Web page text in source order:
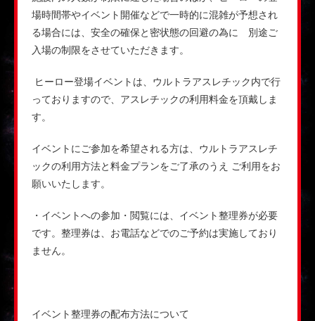
場時間帯やイベント開催などで一時的に混雑が予想され
る場合には、安全の確保と密状態の回避の為に 別途ご
入場の制限をさせていただきます。
ヒーロー登場イベントは、ウルトラアスレチック内で行
っておりますので、アスレチックの利用料金を頂戴しま
す。
イベントにご参加を希望される方は、ウルトラアスレチ
ックの利用方法と料金プランをご了承のうえ ご利用をお
願いいたします。
・イベントへの参加・閲覧には、イベント整理券が必要
です。整理券は、お電話などでのご予約は実施しており
ません。
イベント整理券の配布方法について